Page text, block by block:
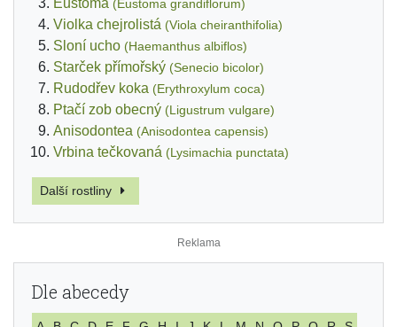
(Eustoma grandiflorum)
Violka chejrolistá (Viola cheiranthifolia)
Sloní ucho (Haemanthus albiflos)
Starček přímořský (Senecio bicolor)
Rudodřev koka (Erythroxylum coca)
Ptačí zob obecný (Ligustrum vulgare)
Anisodontea (Anisodontea capensis)
Vrbina tečkovaná (Lysimachia punctata)
Další rostliny
Dle abecedy